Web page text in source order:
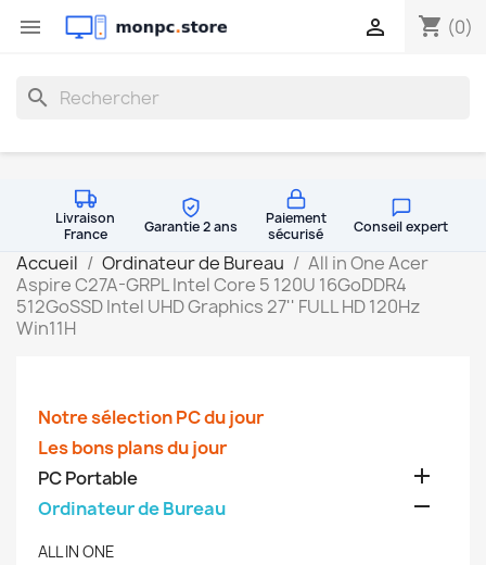
 shopping_cart (0)

search
Livraison
France
Garantie 2 ans
Paiement
sécurisé
Conseil expert
Accueil Ordinateur de Bureau
All in One Acer
Aspire C27A-GRPL Intel Core 5 120U 16GoDDR4
512GoSSD Intel UHD Graphics 27'' FULL HD 120Hz
Win11H
Notre sélection PC du jour
Les bons plans du jour
PC Portable

Ordinateur de Bureau 
ALL IN ONE